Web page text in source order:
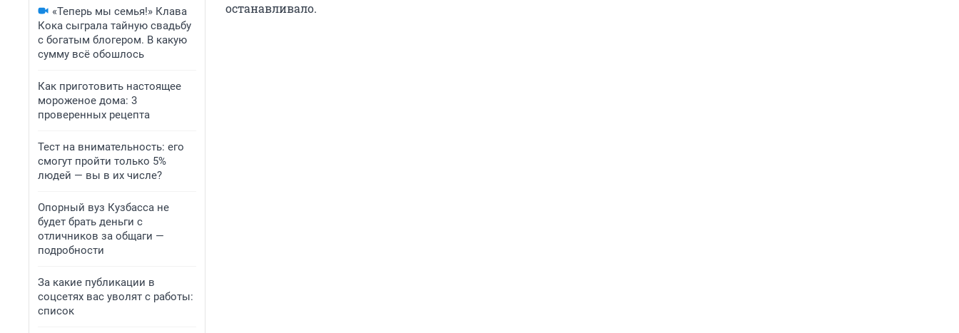
«Теперь мы семья!» Клава
Кока сыграла тайную свадьбу
с богатым блогером. В какую
сумму всё обошлось
Как приготовить настоящее
мороженое дома: 3
проверенных рецепта
Тест на внимательность: его
смогут пройти только 5%
людей — вы в их числе?
Опорный вуз Кузбасса не
будет брать деньги с
отличников за общаги —
подробности
За какие публикации в
соцсетях вас уволят с работы:
список
останавливало.